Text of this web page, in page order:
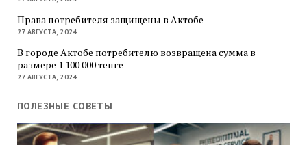
Права потребителя защищены в Актобе
27 АВГУСТА, 2024
В городе Актобе потребителю возвращена сумма в
размере 1 100 000 тенге
27 АВГУСТА, 2024
ПОЛЕЗНЫЕ СОВЕТЫ